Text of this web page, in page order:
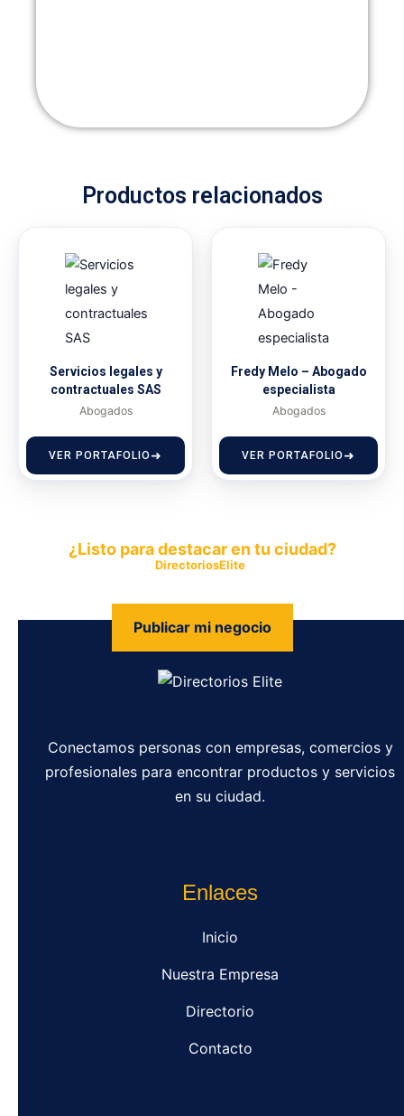
Productos relacionados
Servicios legales y
contractuales SAS
Abogados
VER PORTAFOLIO
Fredy Melo – Abogado
especialista
Abogados
VER PORTAFOLIO
¿Listo para destacar en tu ciudad?
DirectoriosElite
Publicar mi negocio
Conectamos personas con empresas, comercios y
profesionales para encontrar productos y servicios
en su ciudad.
Enlaces
Inicio
Nuestra Empresa
Directorio
Contacto